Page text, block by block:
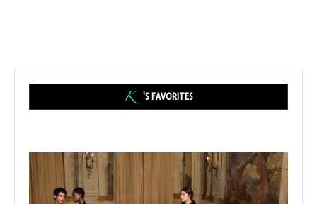
'S FAVORITES